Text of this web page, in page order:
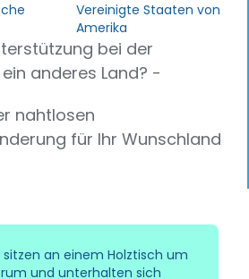
Vereinigte Staaten von
Amerika
bei der
anderes Land? -
nahtlosen
für Ihr Wunschland